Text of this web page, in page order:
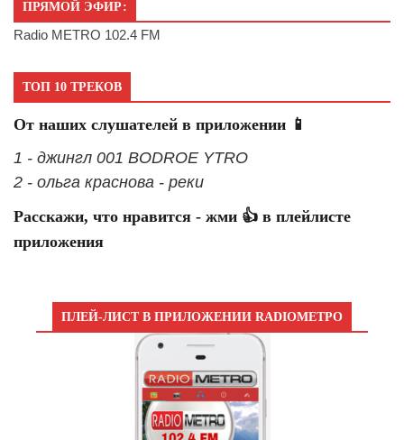
ПРЯМОЙ ЭФИР:
Radio METRO 102.4 FM
ТОП 10 ТРЕКОВ
От наших слушателей в приложении 📱
1 - джингл 001 BODROE YTRO
2 - ольга краснова - реки
Расскажи, что нравится - жми 👍 в плейлисте
приложения
ПЛЕЙ-ЛИСТ В ПРИЛОЖЕНИИ RADIOМЕТРО